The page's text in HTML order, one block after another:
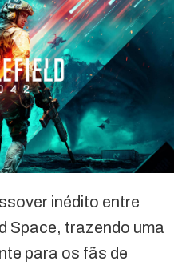
inédito entre
Space, trazendo uma
para os fãs de